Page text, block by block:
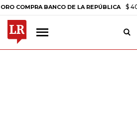
BANCO DE LA REPÚBLICA $